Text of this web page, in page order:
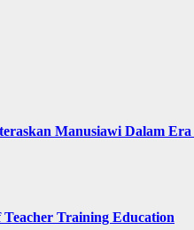
Manusiawi Dalam
Training Education